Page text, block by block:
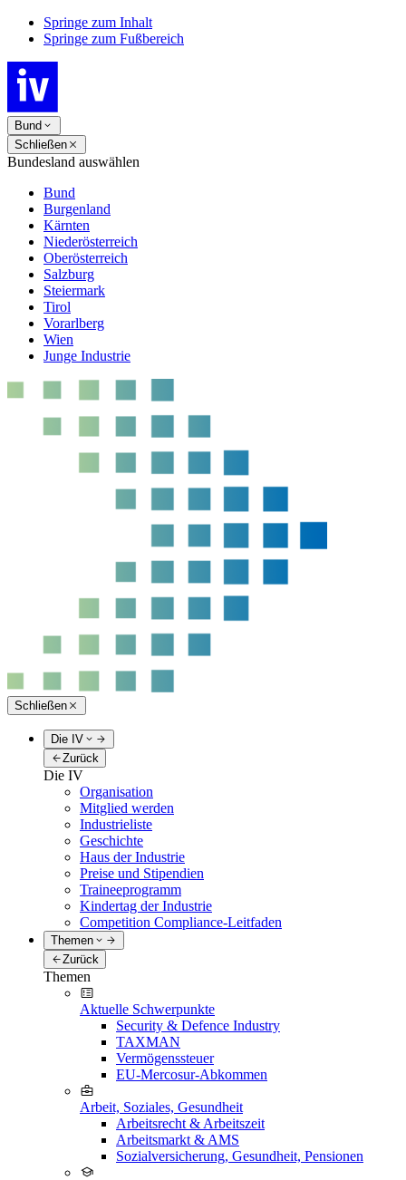
Springe zum Inhalt
Springe zum Fußbereich
Bund
Schließen
Bundesland auswählen
Bund
Burgenland
Kärnten
Niederösterreich
Oberösterreich
Salzburg
Steiermark
Tirol
Vorarlberg
Wien
Junge Industrie
Schließen
Die IV
Zurück
Die IV
Organisation
Mitglied werden
Industrieliste
Geschichte
Haus der Industrie
Preise und Stipendien
Traineeprogramm
Kindertag der Industrie
Competition Compliance-Leitfaden
Themen
Zurück
Themen
Aktuelle Schwerpunkte
Security & Defence Industry
TAXMAN
Vermögenssteuer
EU-Mercosur-Abkommen
Arbeit, Soziales, Gesundheit
Arbeitsrecht & Arbeitszeit
Arbeitsmarkt & AMS
Sozialversicherung, Gesundheit, Pensionen